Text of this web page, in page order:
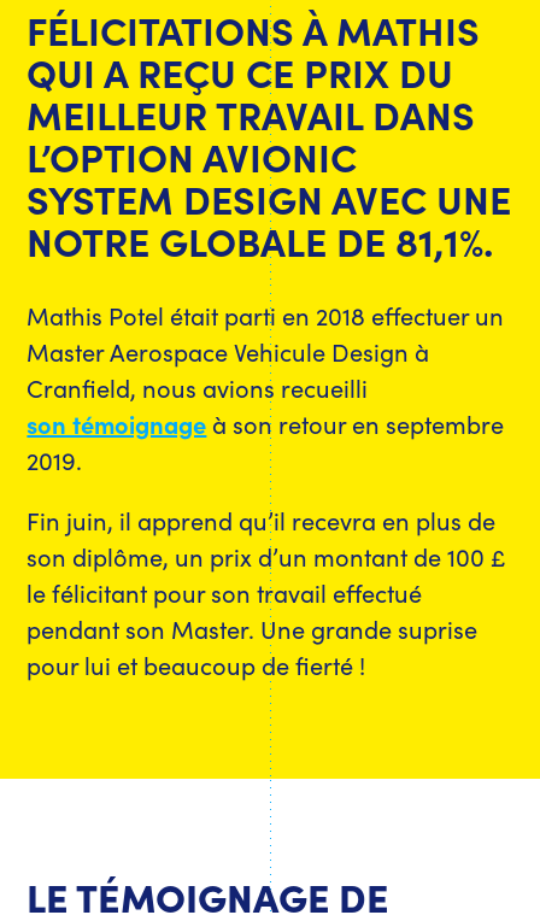
FÉLICITATIONS À MATHIS
QUI A REÇU CE PRIX DU
MEILLEUR TRAVAIL DANS
L’OPTION AVIONIC
SYSTEM DESIGN AVEC UNE
NOTRE GLOBALE DE 81,1%.
Mathis Potel était parti en 2018 effectuer un
Master Aerospace Vehicule Design à
Cranfield, nous avions recueilli
son témoignage à son retour en septembre
2019.
Fin juin, il apprend qu’il recevra en plus de
son diplôme, un prix d’un montant de 100 £​
le félicitant pour son travail effectué
pendant son Master. Une grande suprise
pour lui et beaucoup de fierté !
LE TÉMOIGNAGE DE